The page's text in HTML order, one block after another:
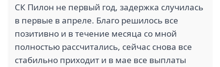
СК Пилон не первый год, задержка случилась
в первые в апреле. Благо решилось все
позитивно и в течение месяца со мной
полностью рассчитались, сейчас снова все
стабильно приходит и в мае все выплаты